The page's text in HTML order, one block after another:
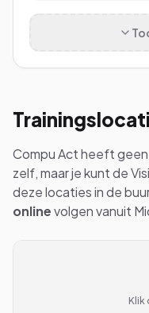
Compu Act heeft
zelf, maar je kunt de
deze locaties in de
onlinevolgen vanuit
Klik